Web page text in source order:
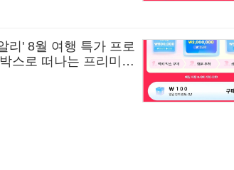
리' 8월 여행 특가 프로
스로 떠나는 프리미엄